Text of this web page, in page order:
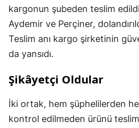
kargonun şubeden teslim
Aydemir ve Perçiner,
Teslim anı kargo şirketinin
da yansıdı.
Şikâyetçi Oldular
İki ortak, hem şüphelilerden
kontrol edilmeden ürünü